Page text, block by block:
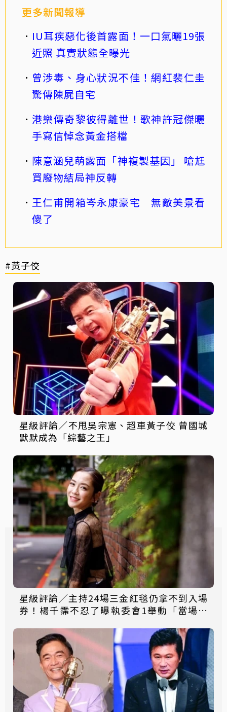
更多新聞報導
IU耳疾惡化後首露面！一口氣曬19張
近照 真實狀態全曝光
曾涉毒、身心狀況不佳！網紅裴仁圭
驚傳陳屍自宅
港樂傳奇黎彼得離世！歌神許冠傑曬
手寫信悼念黃金搭檔
陳意涵兒萌露面「神複製基因」 嗆尪
買廢物結局神反轉
王仁甫開箱岑永康豪宅 無敵美景看
傻了
#黃子佼
星級評論／不甩吳宗憲、超車黃子佼 曾國城
默默成為「綜藝之王」
星級評論／主持24場三金紅毯仍拿不到入場
券！楊千霈不忍了曝執委會1舉動「當場爆